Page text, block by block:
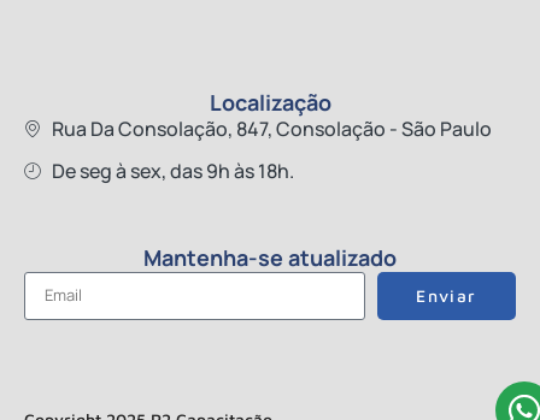
Localização
Rua Da Consolação, 847, Consolação - São Paulo
De seg à sex, das 9h às 18h.
Mantenha-se atualizado
Enviar